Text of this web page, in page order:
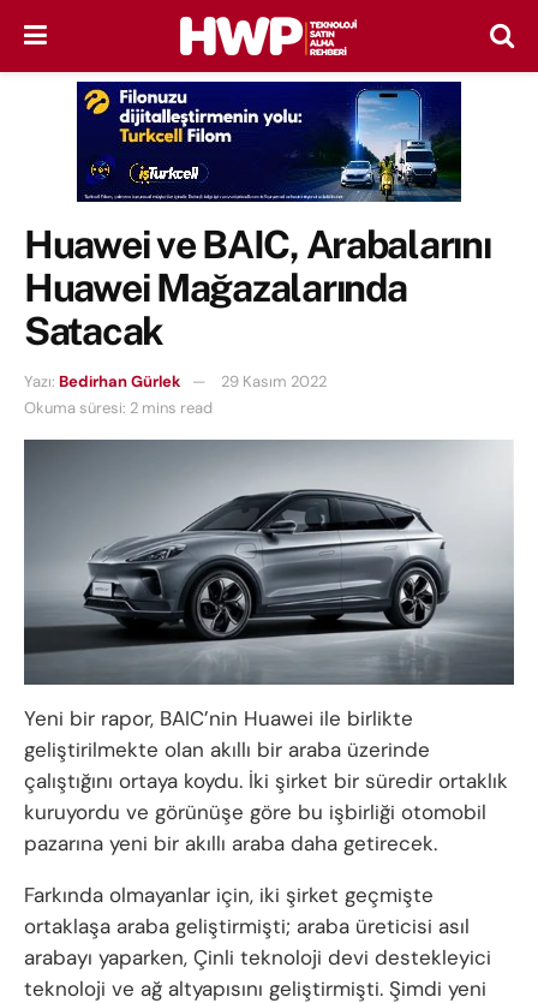
Huawei ve BAIC, Arabalarını
Huawei Mağazalarında
Satacak
Yazı: Bedirhan Gürlek
29 Kasım 2022
Okuma süresi: 2 mins read
Yeni bir rapor, BAIC’nin Huawei ile birlikte
geliştirilmekte olan akıllı bir araba üzerinde
çalıştığını ortaya koydu. İki şirket bir süredir ortaklık
kuruyordu ve görünüşe göre bu işbirliği otomobil
pazarına yeni bir akıllı araba daha getirecek.
Farkında olmayanlar için, iki şirket geçmişte
ortaklaşa araba geliştirmişti; araba üreticisi asıl
arabayı yaparken, Çinli teknoloji devi destekleyici
teknoloji ve ağ altyapısını geliştirmişti. Şimdi yeni